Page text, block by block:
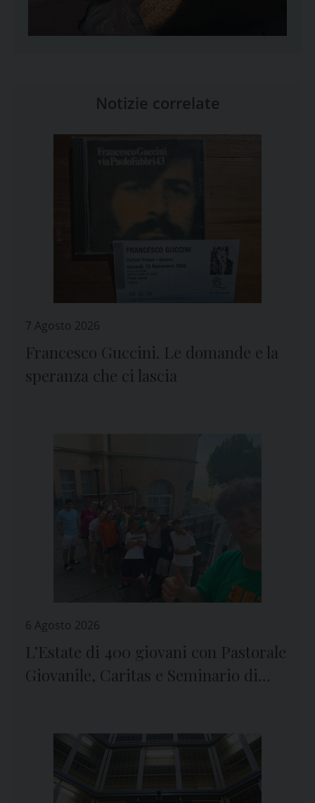
Notizie correlate
7 Agosto 2026
Francesco Guccini. Le domande e la
speranza che ci lascia
6 Agosto 2026
L’Estate di 400 giovani con Pastorale
Giovanile, Caritas e Seminario di